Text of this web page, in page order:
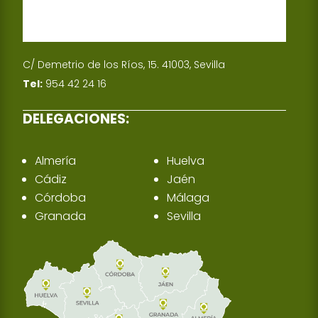
C/ Demetrio de los Ríos, 15. 41003, Sevilla
Tel: 954 42 24 16
DELEGACIONES:
Almería
Cádiz
Córdoba
Granada
Huelva
Jaén
Málaga
Sevilla